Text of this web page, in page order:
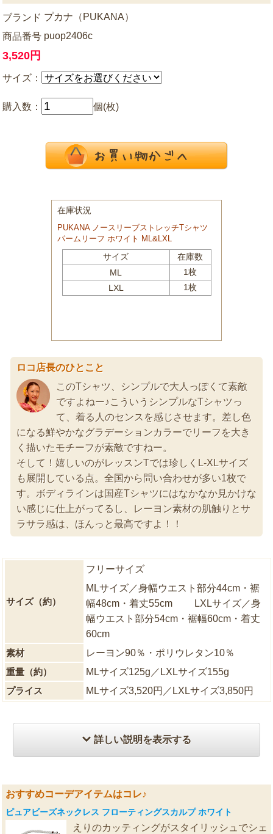
ブランド プカナ（PUKANA）
商品番号 puop2406c
3,520円
サイズ：
購入数： 個(枚)
ロコ店長のひとこと
このTシャツ、シンプルで大人っぽくて素敵
ですよねー♪こういうシンプルなTシャツっ
て、着る人のセンスを感じさせます。差し色
になる鮮やかなグラデーションカラーでリーフを大き
く描いたモチーフが素敵ですねー。
そして！嬉しいのがレッスンTでは珍しくL-XLサイズ
も展開している点。全国から問い合わせが多い1枚で
す。ボディラインは国産Tシャツにはなかなか見かけな
い感じに仕上がってるし、レーヨン素材の肌触りとサ
ラサラ感は、ほんっと最高ですよ！！
サイズ（約）
フリーサイズ
MLサイズ／身幅ウエスト部分44cm・裾
幅48cm・着丈55cm LXLサイズ／身
幅ウエスト部分54cm・裾幅60cm・着丈
60cm
素材
レーヨン90％・ポリウレタン10％
重量（約）
MLサイズ125g／LXLサイズ155g
プライス
MLサイズ3,520円／LXLサイズ3,850円
詳しい説明を表示する
おすすめコーデアイテムはコレ♪
ピュアビーズネックレス フローティングスカルプ ホワイト
えりのカッティングがスタイリッシュでシェ